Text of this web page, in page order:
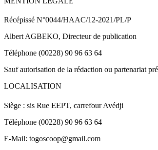
Récépissé N°0044/HAAC/12-2021/PL/P
Albert AGBEKO, Directeur de publication
Téléphone (00228) 90 96 63 64
Sauf autorisation de la rédaction ou partenariat
LOCALISATION
Siège : sis Rue EEPT, carrefour Avédji
Téléphone (00228) 90 96 63 64
E-Mail: togoscoop@gmail.com